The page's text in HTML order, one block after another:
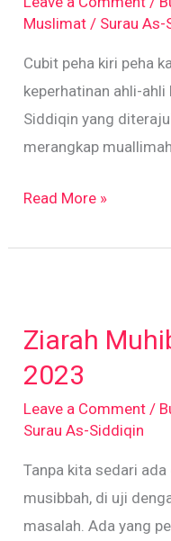
Muslimat / Surau As-
Cubit peha kiri peha
keperhatinan ahli-
Siddiqin yang
merangkap
pun
Read More »
Ziarah
2023
Leave a Comment /
Surau As-Siddiqin
Tanpa kita sedari
musibbah, di uji
masalah. Ada yang
–
Jan/Feb